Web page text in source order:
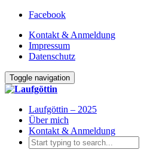
Facebook
Kontakt & Anmeldung
Impressum
Datenschutz
Toggle navigation
Laufgöttin – 2025
Über mich
Kontakt & Anmeldung